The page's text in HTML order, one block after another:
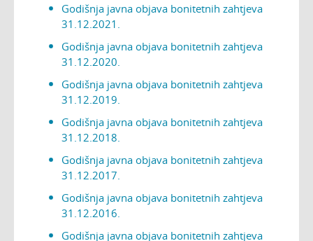
Godišnja javna objava bonitetnih zahtjeva
31.12.2021.
Godišnja javna objava bonitetnih zahtjeva
31.12.2020.
Godišnja javna objava bonitetnih zahtjeva
31.12.2019.
Godišnja javna objava bonitetnih zahtjeva
31.12.2018.
Godišnja javna objava bonitetnih zahtjeva
31.12.2017.
Godišnja javna objava bonitetnih zahtjeva
31.12.2016.
Godišnja javna objava bonitetnih zahtjeva